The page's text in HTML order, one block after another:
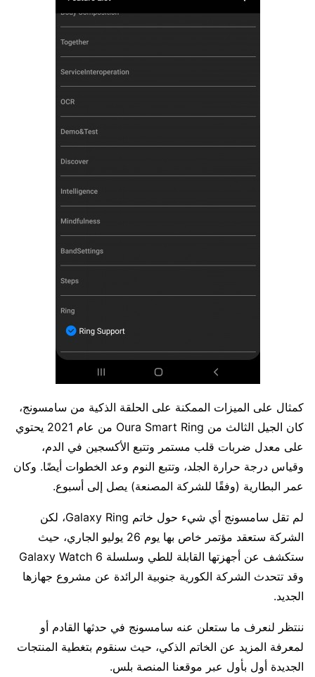
كمثال على الميزات الممكنة على الحلقة الذكية من سامسونج،
كان الجيل الثالث من Oura Smart Ring من عام 2021 يحتوي
على معدل ضربات قلب مستمر وتتبع الأكسجين في الدم،
وقياس درجة حرارة الجلد، وتتبع النوم وعد الخطوات أيضًا. وكان
عمر البطارية (وفقًا للشركة المصنعة) يصل إلى أسبوع.
لم تقل سامسونج أي شيء حول خاتم Galaxy Ring، لكن
الشركة ستعقد مؤتمر خاص بها يوم 26 يوليو الجاري، حيث
ستكشف عن أجهزتها القابلة للطي وسلسلة Galaxy Watch 6
وقد تتحدث الشركة الكورية جنوبية الرائدة عن مشروع جهازها
الجديد.
ننتظر لنعرف ما ستعلن عنه سامسونج في حدثها القادم أو
لمعرفة المزيد عن الخاتم الذكي، حيث سنقوم بتغطية المنتجات
الجديدة أول بأول عبر موقعنا المنصة بلس.